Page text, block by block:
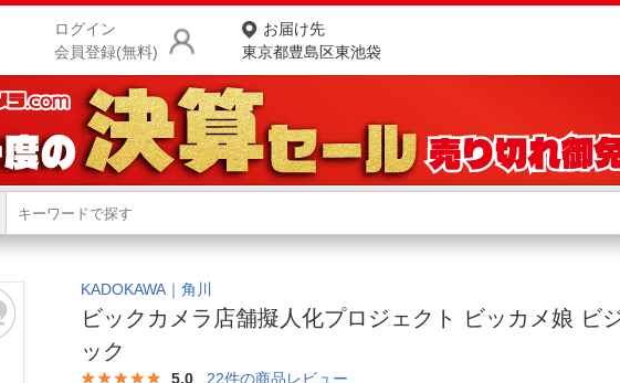
ログイン
会員登録(無料)
お届け先
東京都豊島区東池袋
商品をさがす
ランキングからさがす
カテゴリ一覧からさがす
KADOKAWA｜角川
ビックカメラ店舗擬人化プロジェクト ビッカメ娘 ビ
ック
5.0 22件の商品レビュー